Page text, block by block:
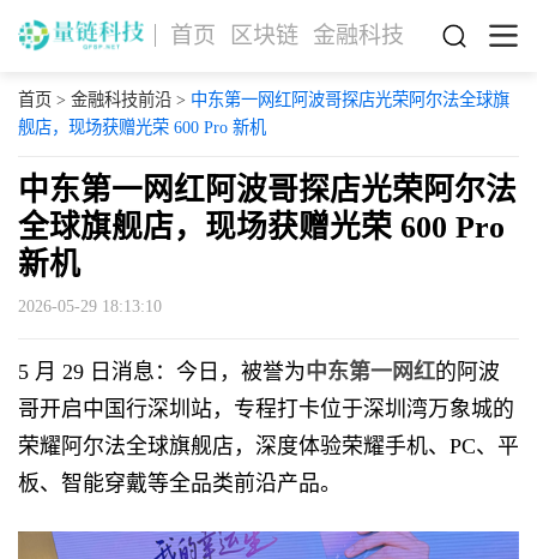
首页 区块链 金融科技
首页 > 金融科技前沿> 中东第一网红阿波哥探店光荣阿尔法全球旗
舰店，现场获赠光荣 600 Pro 新机
中东第一网红阿波哥探店光荣阿尔法
全球旗舰店，现场获赠光荣 600 Pro
新机
2026-05-29 18:13:10
5 月 29 日消息：今日，被誉为中东第一网红的阿波
哥开启中国行深圳站，专程打卡位于深圳湾万象城的
荣耀阿尔法全球旗舰店，深度体验荣耀手机、PC、平
板、智能穿戴等全品类前沿产品。